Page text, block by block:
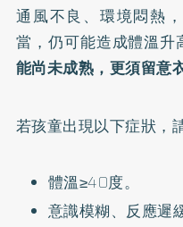
通風不良、環境悶熱
當，仍可能造成體溫升
能尚未成熟，更須留意
若孩童出現以下症狀，
體溫≥40度。
意識模糊、反應遲